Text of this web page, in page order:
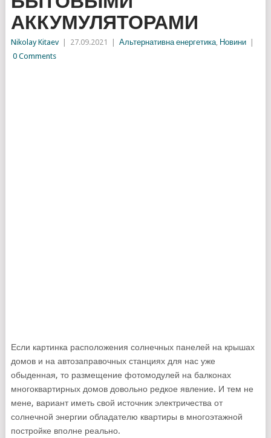
АККУМУЛЯТОРАМИ
Nikolay Kitaev 27.09.2021 Альтернативна енергетика, Новини
0 Comments
Если картинка расположения солнечных панелей на крышах
домов и на автозаправочных станциях для нас уже
обыденная, то размещение фотомодулей на балконах
многоквартирных домов довольно редкое явление. И тем не
мене, вариант иметь свой источник электричества от
солнечной энергии обладателю квартиры в многоэтажной
постройке вполне реально.